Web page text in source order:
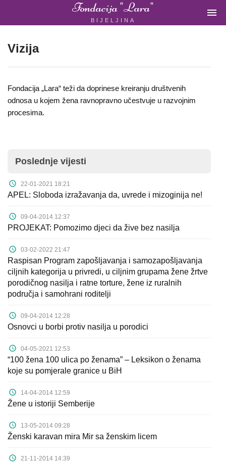
Fondacija "Lara"
BIJELJINA

ORGANIZACIJA
Fondacija
"Lara"
O
nama
Aktuelnosti
Mir
sa
ženskim
licem
Sigurna
kuća
Pravna
pomoć
Antitrafiking
Kampanje
Dokumenti
Vizija
Fondacija „Lara“ teži da doprinese kreiranju društvenih
odnosa u kojem žena ravnopravno učestvuje u razvojnim
procesima.
Poslednje vijesti
22-01-2021 18:21
APEL: Sloboda izražavanja da, uvrede i mizoginija ne!
09-04-2014 12:37
PROJEKAT: Pomozimo djeci da žive bez nasilja
03-02-2022 21:47
Raspisan Program zapošljavanja i samozapošljavanja
ciljnih kategorija u privredi, u ciljnim grupama žene žrtve
porodičnog nasilja i ratne torture, žene iz ruralnih
područja i samohrani roditelji
09-04-2014 12:28
Osnovci u borbi protiv nasilja u porodici
04-05-2021 12:53
“100 žena 100 ulica po ženama” – Leksikon o ženama
koje su pomjerale granice u BiH
14-04-2014 12:59
Žene u istoriji Semberije
13-05-2014 09:28
Ženski karavan mira Mir sa ženskim licem
21-11-2014 14:39